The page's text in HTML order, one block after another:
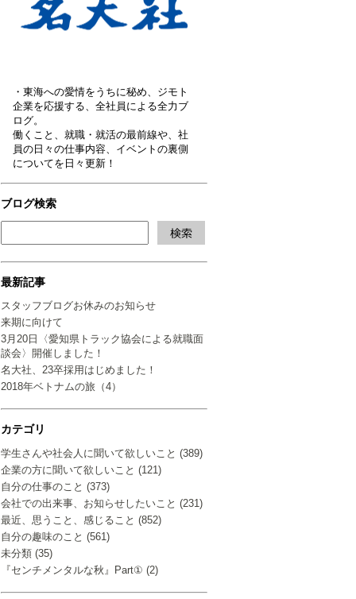
・東海への愛情をうちに秘め、ジモト
企業を応援する、全社員による全力ブ
ログ。
働くこと、就職・就活の最前線や、社
員の日々の仕事内容、イベントの裏側
についてを日々更新！
ブログ検索
最新記事
スタッフブログお休みのお知らせ
来期に向けて
3月20日〈愛知県トラック協会による就職面
談会〉開催しました！
名大社、23卒採用はじめました！
2018年ベトナムの旅（4）
カテゴリ
学生さんや社会人に聞いて欲しいこと (389)
企業の方に聞いて欲しいこと (121)
自分の仕事のこと (373)
会社での出来事、お知らせしたいこと (231)
最近、思うこと、感じること (852)
自分の趣味のこと (561)
未分類 (35)
『センチメンタルな秋』Part① (2)